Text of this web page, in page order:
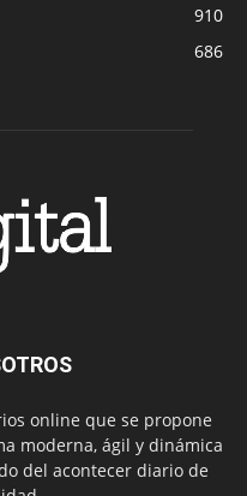
910
686
online que se propone
moderna, ágil y dinámica
del acontecer diario de